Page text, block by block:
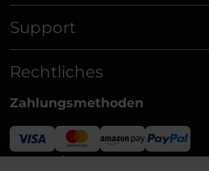
Support
Rechtliches
Zahlungsmethoden
Versandpartner